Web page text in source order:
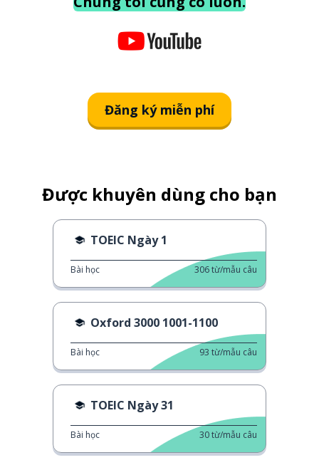
Đăng ký miễn phí
Được khuyên dùng cho bạn
TOEIC Ngày 1
Bài học 306từ/mẫu câu
Oxford 3000 1001-1100
Bài học 93 từ/mẫu câu
TOEIC Ngày 31
Bài học 30từ/mẫu câu